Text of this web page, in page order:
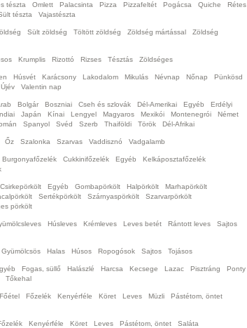
tészta Omlett Palacsinta Pizza Pizzafeltét Pogácsa Quiche
Rétes
tészta
Vajastészta
Sült zöldség Töltött zöldség Zöldség mártással
Zöldség
Krumplis Rizottó Rizses Tésztás
Zöldséges
Húsvét Karácsony Lakodalom Mikulás Névnap Nőnap
Pünkösd
Újév
Valentin nap
Bolgár Boszniai Cseh és szlovák Dél-Amerikai Egyéb
Erdélyi
Japán Kínai Lengyel Magyaros Mexikói Montenegrói
Német
Spanyol Svéd Szerb Thaiföldi Török
Dél-Afrikai
Őz Szalonka Szarvas Vaddisznó
Vadgalamb
Burgonyafőzelék Cukkinifőzelék Egyéb
Kelkáposztafőzelék
Csirkepörkölt Egyéb Gombapörkölt Halpörkölt
Marhapörkölt
Sertékpörkölt Szárnyaspörkölt
Szarvarpörkölt
pörkölt
Húsleves Krémleves Leves betét Rántott leves
Sajtos
Gyümölcsös Halas Húsos Ropogósok Sajtos
Tojásos
Fogas, süllő Halászlé Harcsa Kecsege Lazac Pisztráng
Ponty
Tőkehal
Főétel Főzelék Kenyérféle Köret Leves Müzli
Pástétom, öntet
Kenyérféle Köret Leves Pástétom, öntet
Saláta